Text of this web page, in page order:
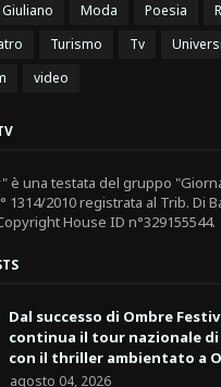
Moda Poesia
Turismo Tv
video
è una testata del gruppo
1314/2010 registrata al Trib. Di
House ID n°329155544.
Dal successo di Ombre
continua il tour nazionale di
con il thriller ambientato a
agosto 04, 2026